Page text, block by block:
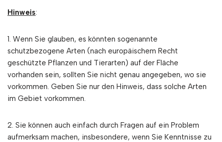
Hinweis:
1. Wenn Sie glauben, es könnten sogenannte
schutzbezogene Arten (nach europäischem Recht
geschützte Pflanzen und Tierarten) auf der Fläche
vorhanden sein, sollten Sie nicht genau angegeben, wo sie
vorkommen. Geben Sie nur den Hinweis, dass solche Arten
im Gebiet vorkommen.
2. Sie können auch einfach durch Fragen auf ein Problem
aufmerksam machen, insbesondere, wenn Sie Kenntnisse zu